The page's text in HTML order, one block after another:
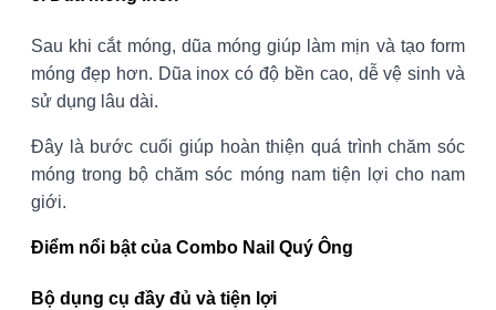
Sau khi cắt móng, dũa móng giúp làm mịn và tạo form
móng đẹp hơn. Dũa inox có độ bền cao, dễ vệ sinh và
sử dụng lâu dài.
Đây là bước cuối giúp hoàn thiện quá trình chăm sóc
móng trong bộ chăm sóc móng nam tiện lợi cho nam
giới.
Điểm nổi bật của Combo Nail Quý Ông
Bộ dụng cụ đầy đủ và tiện lợi